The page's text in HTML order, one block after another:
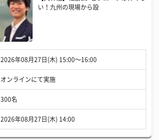
い！九州の現場から設
2026年08月27日(木) 15:00〜16:00
オンラインにて実施
300名
2026年08月27日(木) 14:00